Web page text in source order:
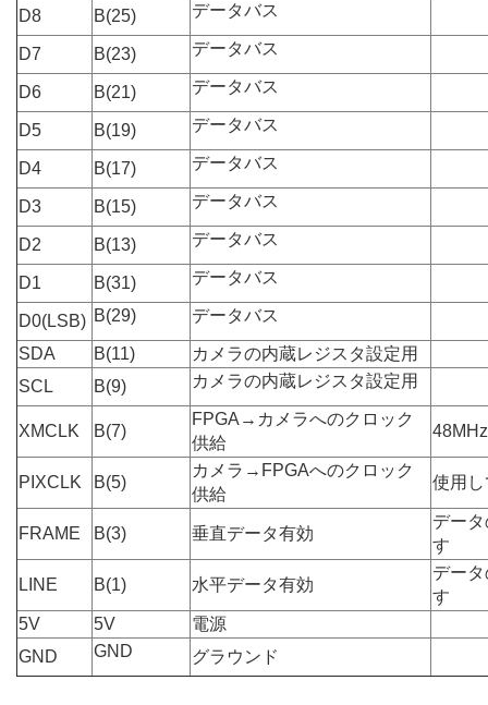
D8 B(25) データバス
D7 B(23) データバス
D6 B(21) データバス
D5 B(19) データバス
D4 B(17) データバス
D3 B(15) データバス
D2 B(13) データバス
D1 B(31) データバス
D0(LSB) B(29) データバス
SDA B(11)
カメラの内蔵レジスタ設定用
SCL
B(9) カメラの内蔵レジスタ設定用
XMCLK B(7)
FPGA→カメラへのクロック
供給
48MHz
PIXCLK B(5)
カメラ→FPGAへのクロック
供給
使用
FRAME B(3) 垂直データ有効
デー
す
LINE B(1) 水平データ有効
デー
す
5V
5V
電源
GND
GND グラウンド